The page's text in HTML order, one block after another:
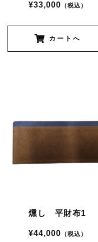
¥33,000 （税込）
カートへ
燻し 平財布1
¥44,000 （税込）